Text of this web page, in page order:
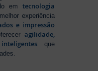
em tecnologia
experiência
e impressão
agilidade,
que